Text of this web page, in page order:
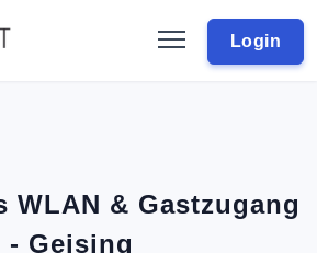
Login
WLAN & Gastzugang
- Geising